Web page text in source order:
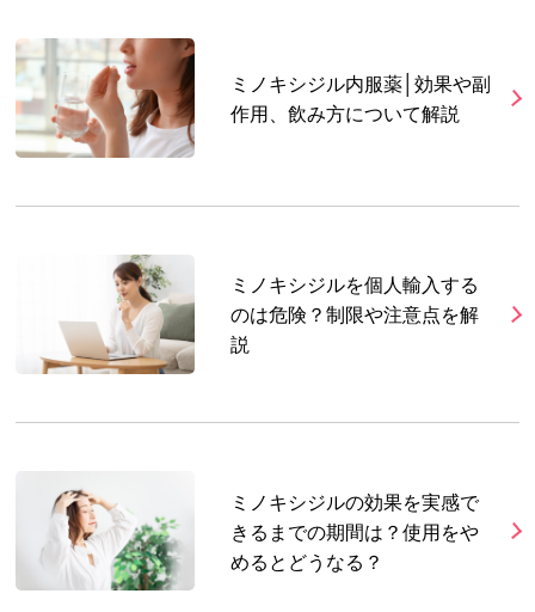
ミノキシジル内服薬│効果や副
作用、飲み方について解説
ミノキシジルを個人輸入する
のは危険？制限や注意点を解
説
ミノキシジルの効果を実感で
きるまでの期間は？使用をや
めるとどうなる？